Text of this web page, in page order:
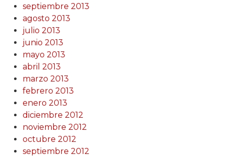
septiembre 2013
agosto 2013
julio 2013
junio 2013
mayo 2013
abril 2013
marzo 2013
febrero 2013
enero 2013
diciembre 2012
noviembre 2012
octubre 2012
septiembre 2012